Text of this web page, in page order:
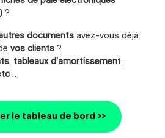
?
documents avez-vous déjà
vos clients?
, tableaux d’amortissement,
…
le tableau de bord >>